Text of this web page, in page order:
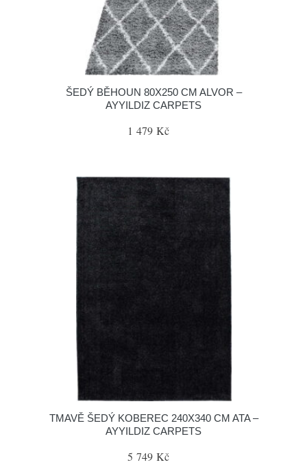
ŠEDÝ BĚHOUN 80X250 CM ALVOR –
AYYILDIZ CARPETS
1 479 Kč
TMAVĚ ŠEDÝ KOBEREC 240X340 CM ATA –
AYYILDIZ CARPETS
5 749 Kč